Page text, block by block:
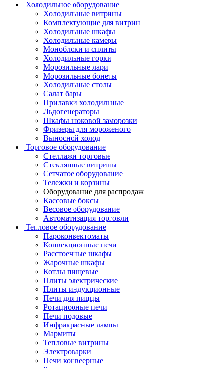
Холодильное оборудование
Холодильные витрины
Комплектующие для витрин
Холодильные шкафы
Холодильные камеры
Моноблоки и сплиты
Холодильные горки
Морозильные лари
Морозильные бонеты
Холодильные столы
Салат бары
Прилавки холодильные
Льдогенераторы
Шкафы шоковой заморозки
Фризеры для мороженого
Выносной холод
Торговое оборудование
Стеллажи торговые
Стеклянные витрины
Сетчатое оборудование
Тележки и корзины
Оборудование для распродаж
Кассовые боксы
Весовое оборудование
Автоматизация торговли
Тепловое оборудование
Пароконвектоматы
Конвекционные печи
Расстоечные шкафы
Жарочные шкафы
Котлы пищевые
Плиты электрические
Плиты индукционные
Печи для пиццы
Ротациооные печи
Печи подовые
Инфракрасные лампы
Мармиты
Тепловые витрины
Электроварки
Печи конвеерные